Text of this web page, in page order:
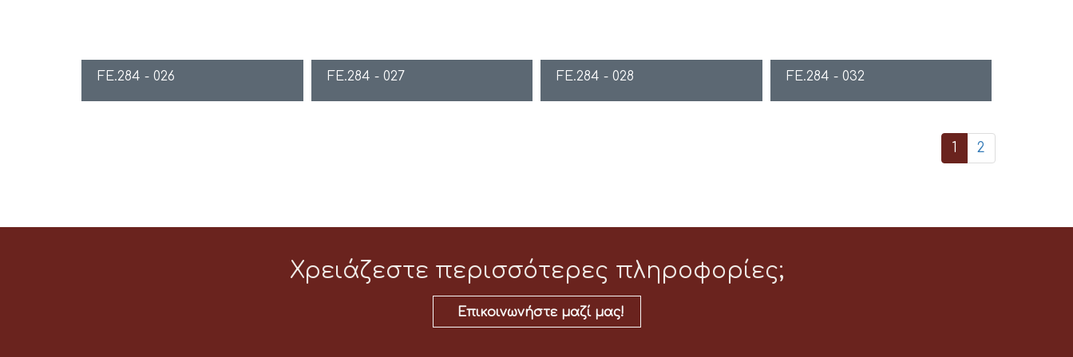
FE.284 - 026 FE.284 - 027 FE.284 - 028 FE.284 - 032
1 2
Χρειάζεστε περισσότερες πληροφορίες;
Επικοινωνήστε μαζί μας!